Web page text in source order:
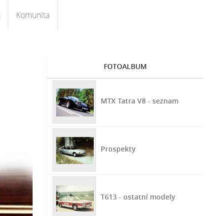
Komunita
FOTOALBUM
MTX Tatra V8 - seznam
Prospekty
T613 - ostatní modely